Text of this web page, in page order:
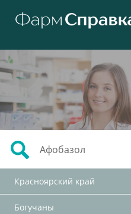
Красноярский край
Богучаны